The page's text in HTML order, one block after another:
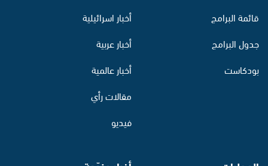
قائمة البرامج
جدول البرامج
بودكاست
أخبار اسرائيلية
أخبار عربية
أخبار عالمية
مقالات رأي
فيديو